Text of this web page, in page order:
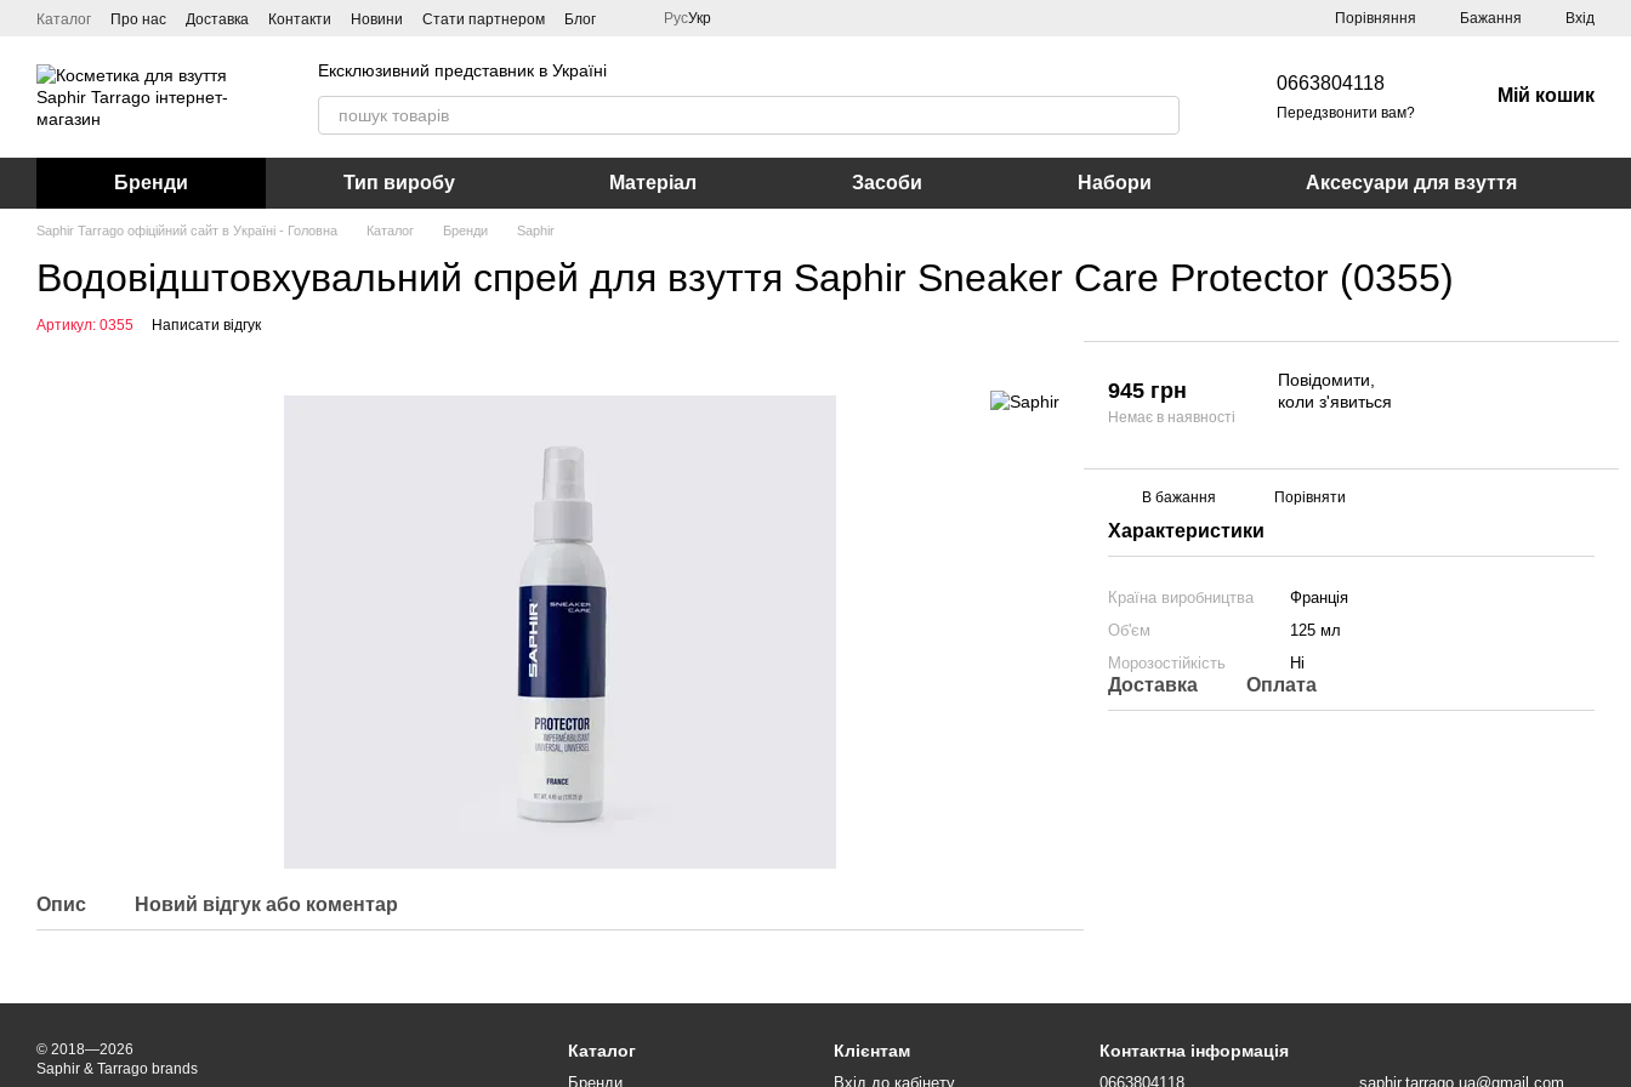
Перейти до основного контенту
Каталог Про нас Доставка Контакти Новини Стати партнером Блог РусУкр Порівняння Бажання Вхід
Ексклюзивний представник в Україні
0663804118
Передзвонити вам?
Мій кошик
Бренди Тип виробу Матеріал Засоби Набори Аксесуари для взуття
Saphir Tarrago офіційний сайт в Україні - Головна Каталог Бренди Saphir
Водовідштовхувальний спрей для взуття Saphir Sneaker Care Protector (0355)
Артикул: 0355 Написати відгук
Опис Новий відгук або коментар
945 грн
Немає в наявності
Повідомити,
коли з'явиться
В бажання Порівняти
Характеристики
Країна виробництва
Франція
Об'єм
125 мл
Морозостійкість
Ні
Доставка Оплата
© 2018—2026
Saphir & Tarrago brands
Каталог
Бренди
Клієнтам
Вхід до кабінету
Контактна інформація
0663804118 saphir.tarrago.ua@gmail.com